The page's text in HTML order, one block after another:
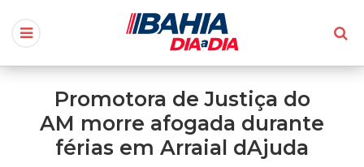
Promotora de Justiça do
AM morre afogada durante
férias em Arraial dAjuda